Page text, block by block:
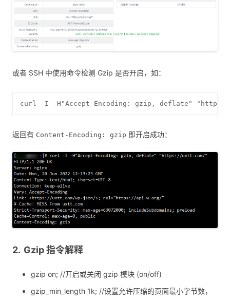
或者 SSH 中使用命令检测 Gzip 是否开启，如：
curl -I -H"Accept-Encoding: gzip, deflate"
返回有 Content-Encoding: gzip 即开启成功：
Gzip 指令解释
gzip on; //开启或关闭 gzip 模块 (on/off)
gzip_min_length 1k; //设置允许压缩的页面最小字节数，